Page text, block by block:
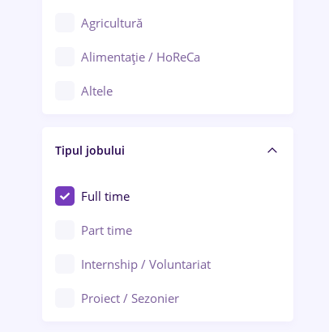
Ploiești
Arad
Baia Mare
Bârlad
Bistrița (Bistrița-Năsăud)
Agricultură
Alimentație / HoReCa
Altele
Asigurări
Au pair / Babysitter / Curățenie
Audit / Consultanță
Auto / Echipamente
Automatizări
Tipul jobului
Full time
Part time
Internship / Voluntariat
Proiect / Sezonier